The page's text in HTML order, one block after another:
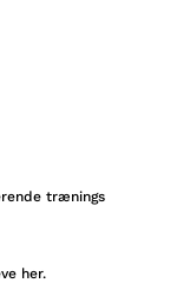
trænings
her.